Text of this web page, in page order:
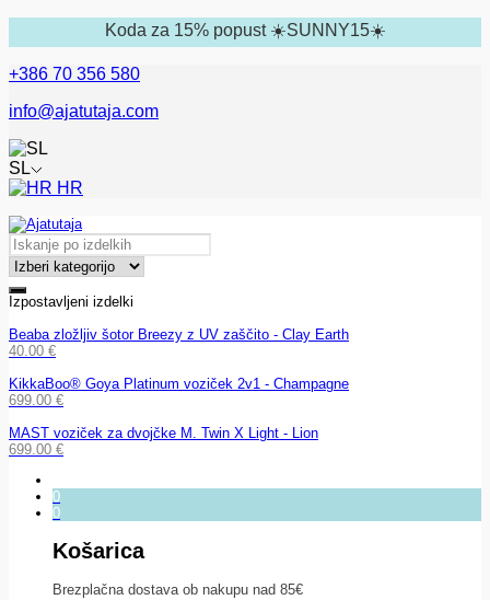
Koda za 15% popust ☀️SUNNY15☀️
+386 70 356 580
info@ajatutaja.com
SL
HR
Izpostavljeni izdelki
Beaba zložljiv šotor Breezy z UV zaščito - Clay Earth
40.00 €
KikkaBoo® Goya Platinum voziček 2v1 - Champagne
699.00 €
MAST voziček za dvojčke M. Twin X Light - Lion
699.00 €
0
0
Košarica
Brezplačna dostava ob nakupu nad 85€